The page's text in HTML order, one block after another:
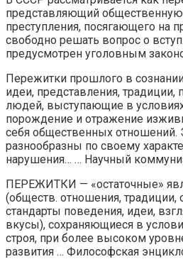
представляющий общественную
преступления, посягающего на
свободно решать вопрос о
предусмотрен уголовным
Пережитки прошлого в
идеи, представления, традиции,
людей, выступающие в
порождение и отражение
себя общественных отношений.
разнообразны по своему
нарушения… … Научный
ПЕРЕЖИТКИ — «остаточные»
(обществ. отношения,
стандарты поведения, идеи,
вкусы), сохраняющиеся в
строя, при более высоком
развития … Философская